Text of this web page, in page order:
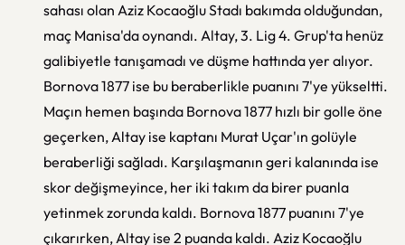
sahası olan Aziz Kocaoğlu Stadı bakımda olduğundan,
maç Manisa'da oynandı. Altay, 3. Lig 4. Grup'ta henüz
galibiyetle tanışamadı ve düşme hattında yer alıyor.
Bornova 1877 ise bu beraberlikle puanını 7'ye yükseltti.
Maçın hemen başında Bornova 1877 hızlı bir golle öne
geçerken, Altay ise kaptanı Murat Uçar'ın golüyle
beraberliği sağladı. Karşılaşmanın geri kalanında ise
skor değişmeyince, her iki takım da birer puanla
yetinmek zorunda kaldı. Bornova 1877 puanını 7'ye
çıkarırken, Altay ise 2 puanda kaldı. Aziz Kocaoğlu